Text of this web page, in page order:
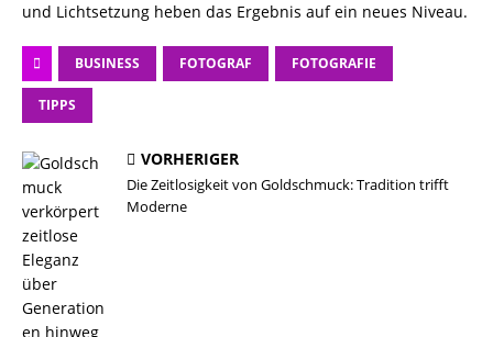
und Lichtsetzung heben das Ergebnis auf ein neues Niveau.
BUSINESS FOTOGRAF FOTOGRAFIE
TIPPS
VORHERIGER
Die Zeitlosigkeit von Goldschmuck: Tradition trifft
Moderne